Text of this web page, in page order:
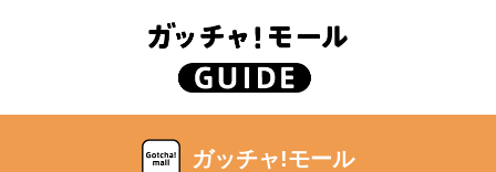
ガッチャ!モール